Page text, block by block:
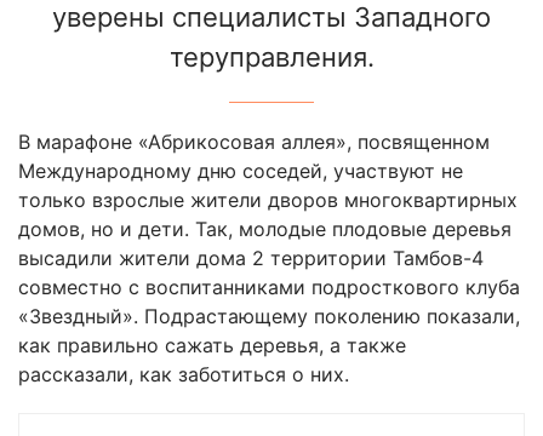
уверены специалисты Западного
теруправления.
В марафоне «Абрикосовая аллея», посвященном
Международному дню соседей, участвуют не
только взрослые жители дворов многоквартирных
домов, но и дети. Так, молодые плодовые деревья
высадили жители дома 2 территории Тамбов-4
совместно с воспитанниками подросткового клуба
«Звездный». Подрастающему поколению показали,
как правильно сажать деревья, а также
рассказали, как заботиться о них.